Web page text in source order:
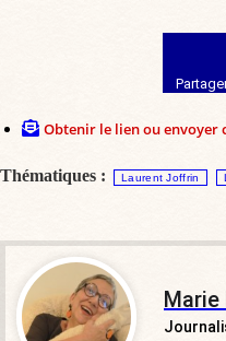
Obtenir le lien ou envoyer
Thématiques : Laurent Joffrin
Marie